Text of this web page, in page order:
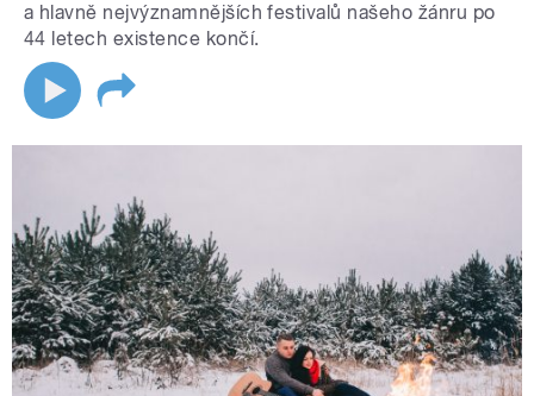
a hlavně nejvýznamnějších festivalů našeho žánru po
44 letech existence končí.